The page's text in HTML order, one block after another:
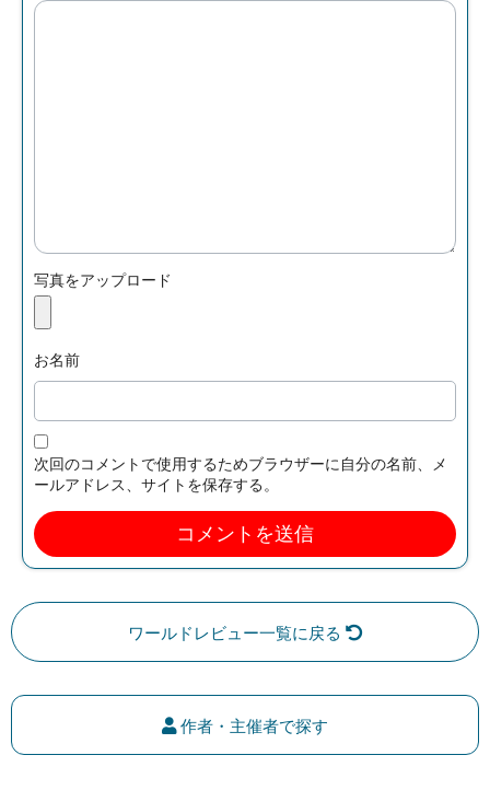
写真をアップロード
お名前
次回のコメントで使用するためブラウザーに自分の名前、メ
ールアドレス、サイトを保存する。
ワールドレビュー一覧に戻る
作者・主催者で探す